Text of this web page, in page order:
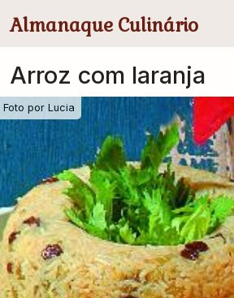
Almanaque Culinário
Arroz com laranja
Foto por Lucia